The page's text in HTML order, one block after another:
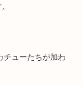
チューたちが加わ